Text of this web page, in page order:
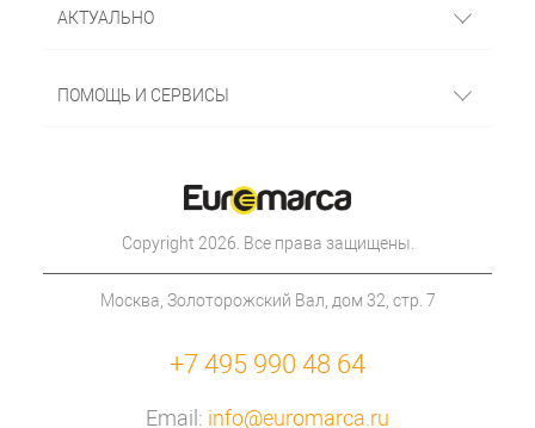
АКТУАЛЬНО
ПОМОЩЬ И СЕРВИСЫ
Copyright 2026. Все права защищены.
Москва, Золоторожский Вал, дом 32, стр. 7
+7 495 990 48 64
Email: info@euromarca.ru